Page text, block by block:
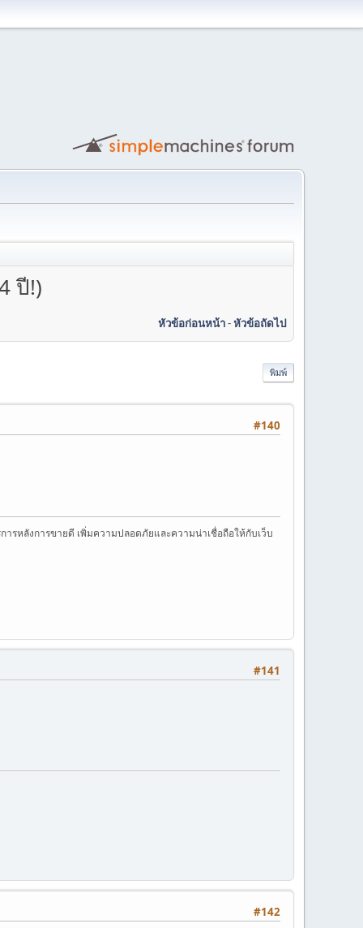
ปี!)
หัวข้อก่อนหน้า-หัวข้อถัดไป
พิมพ์
#140
ารหลังการขายดี เพิ่มความปลอดภัยและความน่าเชื่อถือให้กับเว็บ
#141
#142